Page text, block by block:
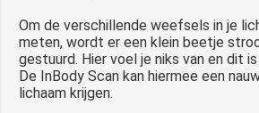
Om de verschillende weefsels in je
meten, wordt er een klein beetje
gestuurd. Hier voel je niks van en dit
De InBody Scan kan hiermee een
lichaam krijgen.